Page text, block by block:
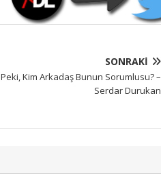
SONRAKI
Peki, Kim Arkadaş Bunun Sorumlusu? –
Serdar Durukan